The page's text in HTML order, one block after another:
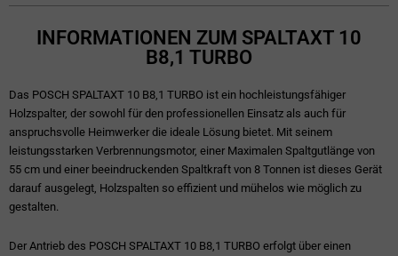
INFORMATIONEN ZUM SPALTAXT 10
B8,1 TURBO
Das POSCH SPALTAXT 10 B8,1 TURBO ist ein hochleistungsfähiger
Holzspalter, der sowohl für den professionellen Einsatz als auch für
anspruchsvolle Heimwerker die ideale Lösung bietet. Mit seinem
leistungsstarken Verbrennungsmotor, einer Maximalen Spaltgutlänge von
55 cm und einer beeindruckenden Spaltkraft von 8 Tonnen ist dieses Gerät
darauf ausgelegt, Holzspalten so effizient und mühelos wie möglich zu
gestalten.
Der Antrieb des POSCH SPALTAXT 10 B8,1 TURBO erfolgt über einen